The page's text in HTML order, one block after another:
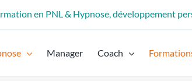
en PNL & Hypnose, développement
Manager Coach